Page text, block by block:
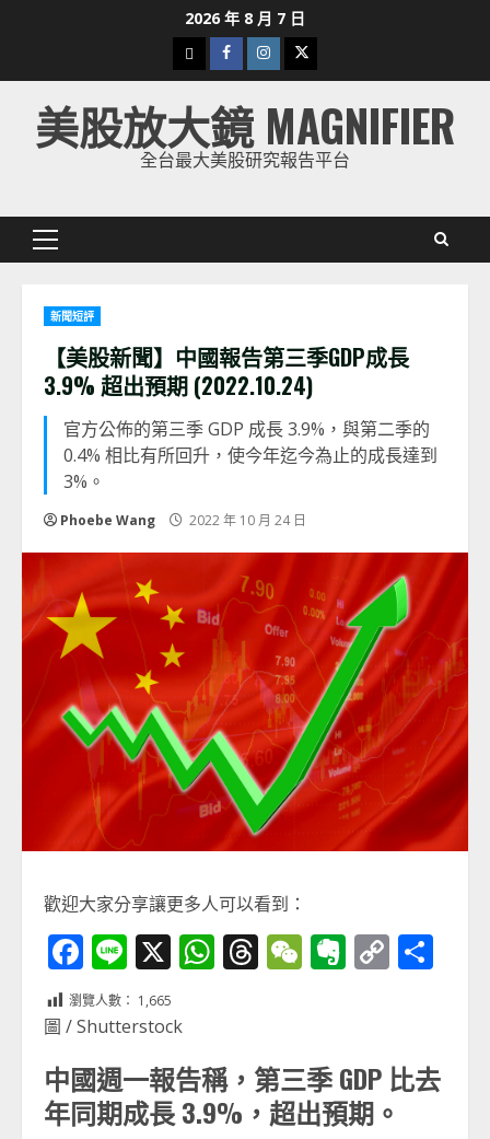
2026 年 8 月 7 日
下
載
美
股
Facebook
Instagram
Twitter
美股放大鏡 MAGNIFIER
全台最大美股研究報告平台
Primary
新聞短評
【美股新聞】中國報告第三季GDP成長
3.9% 超出預期 (2022.10.24)
官方公佈的第三季 GDP 成長 3.9%，與第二季的
0.4% 相比有所回升，使今年迄今為止的成長達到
3%。
Phoebe Wang 2022 年 10 月 24 日
歡迎大家分享讓更多人可以看到：
Facebook
Line
X WhatsApp
Threads
WeChat
Evernote
Copy
Link
瀏覽人數： 1,665
圖 / Shutterstock
中國週一報告稱，第三季 GDP 比去
年同期成長 3.9%，超出預期。